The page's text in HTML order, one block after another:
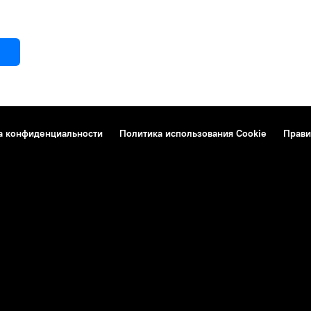
конфиденциальности Политика использования Cookie